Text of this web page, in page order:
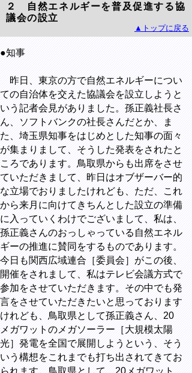
２ 自然エネルギーを普及促進する協
議会の設立
▲トップに戻る
●知事
昨日、東京の方で自然エネルギーについ
ての自治体を交えた協議会を設立しようと
いう記者会見がありました。孫正義社長さ
ん、ソフトバンクの社長さんだとか、ま
た、埼玉県知事をはじめとした知事の面々
が集まりまして、そうした発表をされたと
ころであります。鳥取県からも出席をさせ
ていただきまして、昨日はオブザーバー的
な立場でおりましたけれども、ただ、これ
から来月に向けてきちんとした設立の準備
に入っていくわけでございまして、私は、
孫正義さんのおっしゃっている自然エネル
ギーの推進に賛同をするものであります。
今日も関西広域連合［委員会］がこの後、
開催をされまして、私はテレビ会議方式で
参加をさせていただきます。その中でも発
言をさせていただきたいと思っております
けれども、鳥取県として孫正義さん、20
メガワットのメガソーラー［大規模太陽
光］発電を全国で展開しようという、そう
いう構想をこれまでも打ち出されてきてお